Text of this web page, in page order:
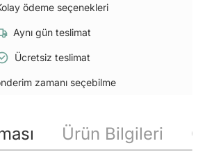
ödeme seçenekleri
Aynı gün teslimat
Ücretsiz teslimat
zamanı seçebilme
Ürün Bilgileri